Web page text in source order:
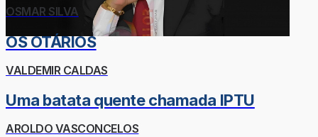
OSMAR SILVA
OS OTÁRIOS
VALDEMIR CALDAS
Uma batata quente chamada IPTU
AROLDO VASCONCELOS